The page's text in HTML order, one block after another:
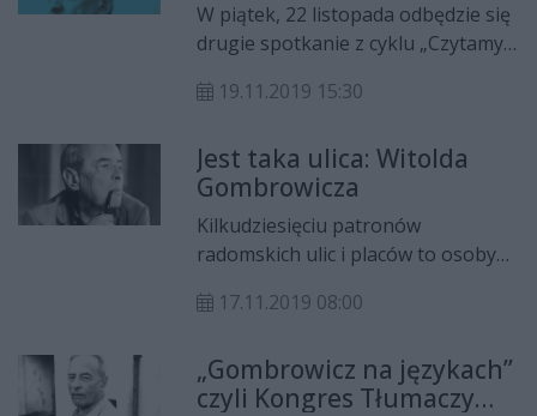
W piątek, 22 listopada odbędzie się
drugie spotkanie z cyklu „Czytamy
Teatr Powszechny w Radomiu. Tym
opowiadanie „Szczur” w reż.
Grzegorza Dębowskiego. Wstęp
wolny.
19.11.2019 15:30
Jest taka ulica: Witolda
Gombrowicza
Kilkudziesięciu patronów
radomskich ulic i placów to osoby
życia politycznego, gospodarki,
przypadkach jest jednak tak, że
dowiadujemy się, kim byli, w
17.11.2019 08:00
„Gombrowicz na językach”
czyli Kongres Tłumaczy